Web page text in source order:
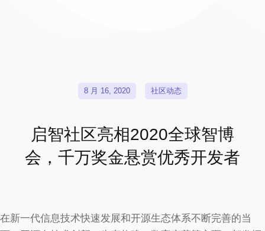
8 月 16, 2020 社区动态
启智社区亮相2020全球智博
会，千万奖金悬赏优秀开发者
在新一代信息技术快速发展和开源生态体系不断完善的当